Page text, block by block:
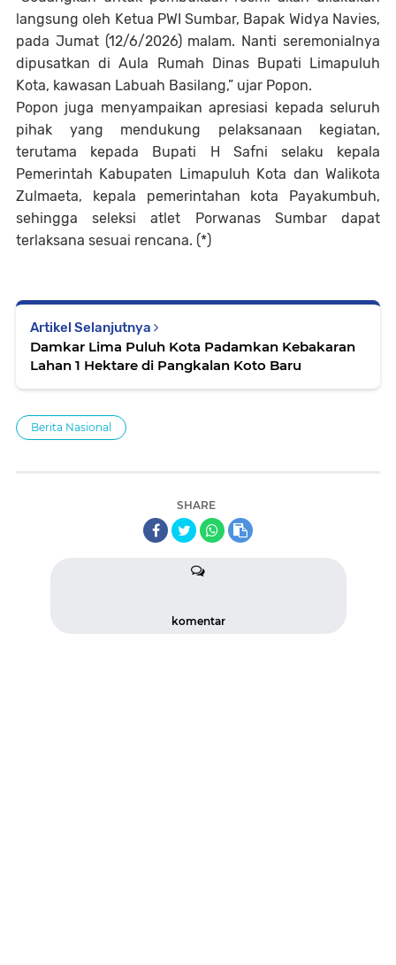
langsung oleh Ketua PWI Sumbar, Bapak Widya Navies,
pada Jumat (12/6/2026) malam. Nanti seremonialnya
dipusatkan di Aula Rumah Dinas Bupati Limapuluh
Kota, kawasan Labuah Basilang,” ujar Popon.‎
‎Popon juga menyampaikan apresiasi kepada seluruh
pihak yang mendukung pelaksanaan kegiatan,
terutama kepada Bupati H Safni selaku kepala
Pemerintah Kabupaten Limapuluh Kota dan Walikota
Zulmaeta, kepala pemerintahan kota Payakumbuh,
sehingga seleksi atlet Porwanas Sumbar dapat
terlaksana sesuai rencana. (*)
Artikel Selanjutnya
Damkar Lima Puluh Kota Padamkan Kebakaran
Lahan 1 Hektare di Pangkalan Koto Baru
Berita Nasional
SHARE
komentar